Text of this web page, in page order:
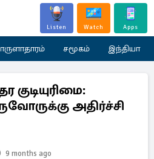
Listen Watch Apps
சமூகம் இந்தியா
குடியுரிமை:
அதிர்ச்சி
9 months ago